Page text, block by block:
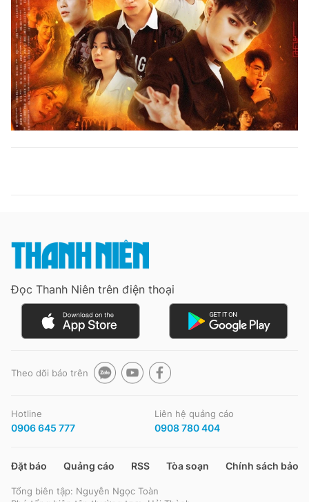
Đọc Thanh Niên trên điện thoại
Theo dõi báo trên
Hotline
0906 645 777
Liên hệ quảng cáo
0908 780 404
Đặt báo Quảng cáo RSS Tòa soạn Chính sách bảo
Tổng biên tập: Nguyễn Ngọc Toàn